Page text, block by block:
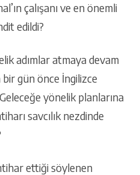
çalışanı ve en önemli
edildi?
adımlar atmaya devam
gün önce İngilizce
yönelik planlarına
savcılık nezdinde
ettiği söylenen